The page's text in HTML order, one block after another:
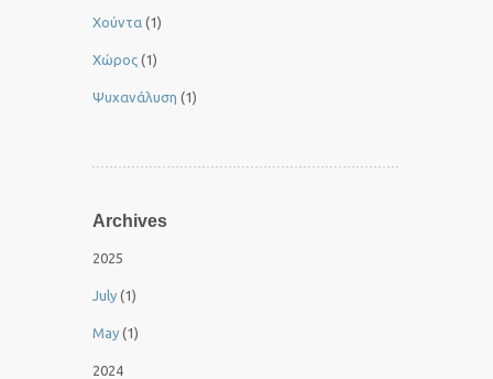
Χούντα (1)
Χώρος (1)
Ψυχανάλυση (1)
Archives
2025
July (1)
May (1)
2024